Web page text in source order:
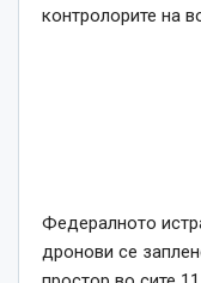
контролорите на
Федералното
дронови се